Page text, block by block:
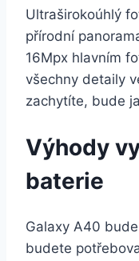
Ultraširokoúhlý
přírodní
16Mpx hlavním
všechny detaily
zachytíte, bude
Výhody
baterie
Galaxy A40
budete